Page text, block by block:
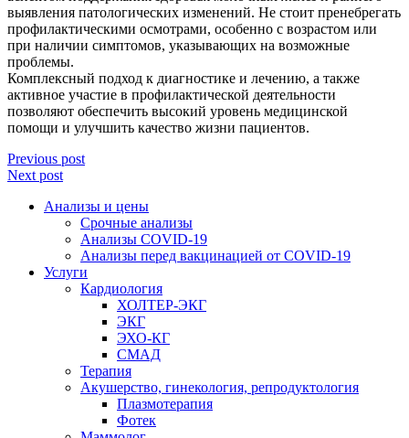
выявления патологических изменений. Не стоит пренебрегать
профилактическими осмотрами, особенно с возрастом или
при наличии симптомов, указывающих на возможные
проблемы.
Комплексный подход к диагностике и лечению, а также
активное участие в профилактической деятельности
позволяют обеспечить высокий уровень медицинской
помощи и улучшить качество жизни пациентов.
Previous post
Next post
Анализы и цены
Срочные анализы
Анализы COVID-19
Анализы перед вакцинацией от COVID-19
Услуги
Кардиология
ХОЛТЕР-ЭКГ
ЭКГ
ЭХО-КГ
СМАД
Терапия
Акушерство, гинекология, репродуктология
Плазмотерапия
Фотек